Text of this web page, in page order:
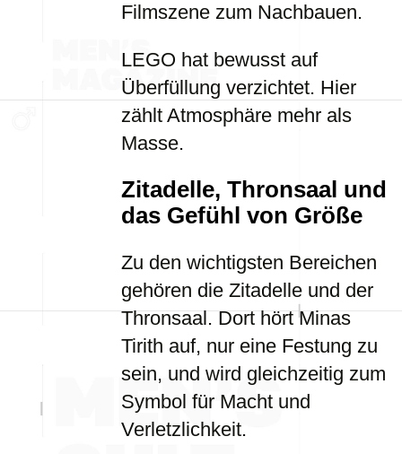
Filmszene zum Nachbauen.
LEGO hat bewusst auf
Überfüllung verzichtet. Hier
zählt Atmosphäre mehr als
Masse.
Zitadelle, Thronsaal und
das Gefühl von Größe
Zu den wichtigsten Bereichen
gehören die Zitadelle und der
Thronsaal. Dort hört Minas
Tirith auf, nur eine Festung zu
sein, und wird gleichzeitig zum
Symbol für Macht und
Verletzlichkeit.